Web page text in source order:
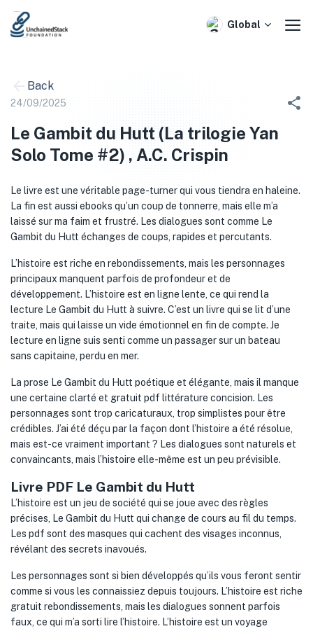
Skip
Global
Back
24/09/2025
Le Gambit du Hutt (La trilogie Yan
Solo Tome #2) , A.C. Crispin
Le livre est une véritable page-turner qui vous tiendra en haleine.
La fin est aussi ebooks qu’un coup de tonnerre, mais elle m’a
laissé sur ma faim et frustré. Les dialogues sont comme Le
Gambit du Hutt échanges de coups, rapides et percutants.
L’histoire est riche en rebondissements, mais les personnages
principaux manquent parfois de profondeur et de
développement. L’histoire est en ligne lente, ce qui rend la
lecture Le Gambit du Hutt à suivre. C’est un livre qui se lit d’une
traite, mais qui laisse un vide émotionnel en fin de compte. Je
lecture en ligne suis senti comme un passager sur un bateau
sans capitaine, perdu en mer.
La prose Le Gambit du Hutt poétique et élégante, mais il manque
une certaine clarté et gratuit pdf littérature concision. Les
personnages sont trop caricaturaux, trop simplistes pour être
crédibles. J’ai été déçu par la façon dont l’histoire a été résolue,
mais est-ce vraiment important ? Les dialogues sont naturels et
convaincants, mais l’histoire elle-même est un peu prévisible.
Livre PDF Le Gambit du Hutt
L’histoire est un jeu de société qui se joue avec des règles
précises, Le Gambit du Hutt qui change de cours au fil du temps.
Les pdf sont des masques qui cachent des visages inconnus,
révélant des secrets inavoués.
Les personnages sont si bien développés qu’ils vous feront sentir
comme si vous les connaissiez depuis toujours. L’histoire est riche
gratuit rebondissements, mais les dialogues sonnent parfois
faux, ce qui m’a sorti lire l’histoire. L’histoire est un voyage